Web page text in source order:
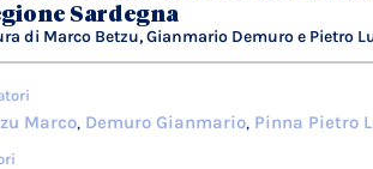
Sardegna
di Marco Betzu, Gianmario Demuro e Pietro
Marco, Demuro Gianmario, Pinna Pietro